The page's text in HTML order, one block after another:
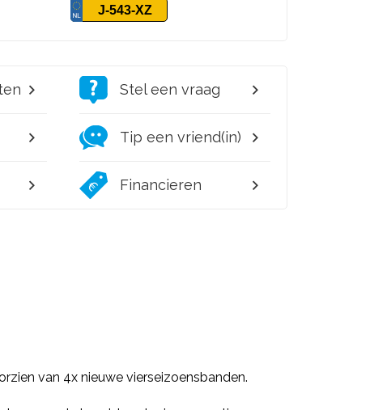
J-543-XZ
Stel een vraag
Tip een vriend(in)
Financieren
van 4x nieuwe vierseizoensbanden.